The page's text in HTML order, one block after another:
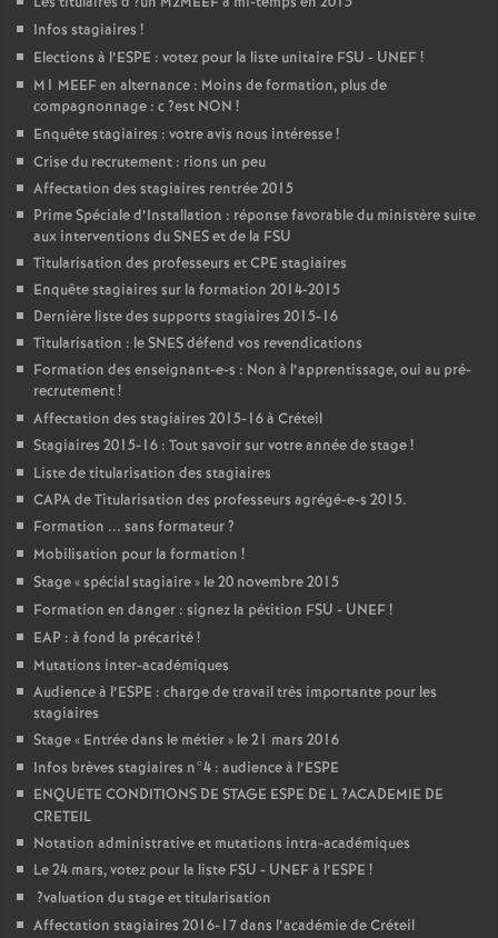
Infos stagiaires !
Elections à l’ESPE : votez pour la liste unitaire FSU - UNEF!
M1 MEEFen alternance : Moins de formation, plus de
compagnonnage : c?est NON !
Enquête stagiaires : votre avis nous intéresse!
Crise du recrutement : rions un peu
Affectation des stagiaires rentrée 2015
Prime Spéciale d’Installation : réponse favorable du ministère suite
aux interventions duSNESet de la FSU
Titularisation des professeurs etCPE stagiaires
Enquête stagiaires sur la formation 2014-2015
Dernière liste des supports stagiaires 2015-16
Titularisation : leSNESdéfend vos revendications
Formation des enseignant-e-s : Non à l’apprentissage, oui au pré-
recrutement!
Affectation des stagiaires 2015-16 à Créteil
Stagiaires 2015-16 : Tout savoir sur votre année de stage!
Liste de titularisation des stagiaires
CAPAde Titularisation des professeurs agrégé-e-s 2015.
Formation ... sans formateur?
Mobilisation pour la formation !
Stage «spécial stagiaire» le 20 novembre 2015
Formation en danger : signez la pétition FSU - UNEF!
EAP : à fond la précarité!
Mutations inter-académiques
Audience à l’ESPE : charge de travail très importante pour les
stagiaires
Stage « Entrée dans le métier» le 21 mars 2016
Infos brèves stagiaires n°4 : audience à l’ESPE
ENQUETE CONDITIONS DE STAGE ESPE DE L?ACADEMIE DE
CRETEIL
Notation administrative et mutations intra-académiques
Le 24 mars, votez pour la liste FSU - UNEFà l’ESPE !
?valuation du stage et titularisation
Affectation stagiaires 2016-17 dans l’académie de Créteil